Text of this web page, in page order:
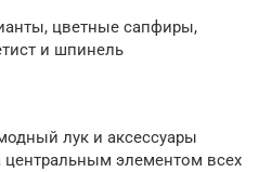
цветные сапфиры,
и шпинель
лук и аксессуары
элементом всех